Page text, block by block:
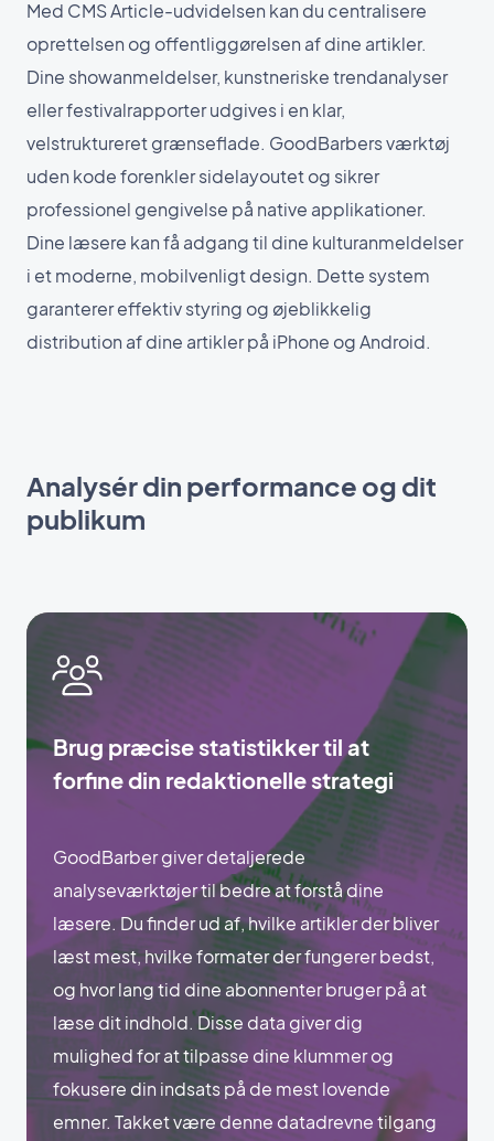
Med CMS Article-udvidelsen kan du centralisere
oprettelsen og offentliggørelsen af dine artikler.
Dine showanmeldelser, kunstneriske trendanalyser
eller festivalrapporter udgives i en klar,
velstruktureret grænseflade. GoodBarbers værktøj
uden kode forenkler sidelayoutet og sikrer
professionel gengivelse på native applikationer.
Dine læsere kan få adgang til dine kulturanmeldelser
i et moderne, mobilvenligt design. Dette system
garanterer effektiv styring og øjeblikkelig
distribution af dine artikler på iPhone og Android.
Analysér din performance og dit
publikum
Brug præcise statistikker til at
forfine din redaktionelle strategi
GoodBarber giver detaljerede
analyseværktøjer til bedre at forstå dine
læsere. Du finder ud af, hvilke artikler der bliver
læst mest, hvilke formater der fungerer bedst,
og hvor lang tid dine abonnenter bruger på at
læse dit indhold. Disse data giver dig
mulighed for at tilpasse dine klummer og
fokusere din indsats på de mest lovende
emner. Takket være denne datadrevne tilgang